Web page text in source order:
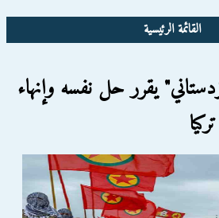
القائمة الرئيسية
يقرر حل نفسه وإنهاء